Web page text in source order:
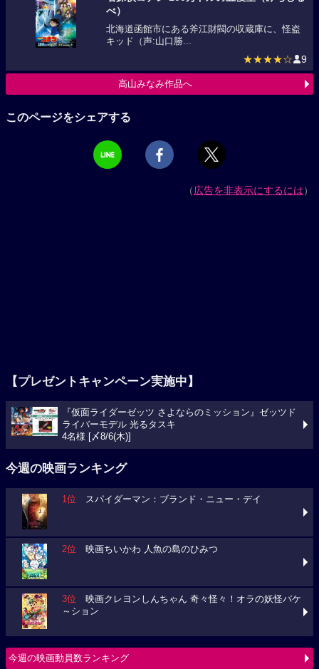
べ）
北海道函館市にある斧江財閥の収蔵庫に、怪盗
キッド（声:山口勝...
★★★★☆ 9
高山みなみ作品へ
このページをシェアする
（広告を非表示にするには）
【プレゼントキャンペーン実施中】
『仮面ライダーゼッツ さよならのミッション』ゼッツド
ライバーモデル 光るタスキ
4名様 [〆8/6(木)]
今週の映画ランキング
1位 スパイダーマン：ブランド・ニュー・デイ
2位 映画ちいかわ 人魚の島のひみつ
3位 映画クレヨンしんちゃん 奇々怪々！オラの妖怪バケ
～ション
今週の映画動員数ランキング